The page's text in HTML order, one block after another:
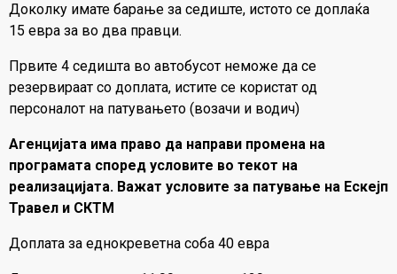
Доколку имате барање за седиште, истото се доплаќа
15 евра за во два правци.
Првите 4 седишта во автобусот неможе да се
резервираат со доплата, истите се користат од
персоналот на патувањето (возачи и водич)
Агенцијата има право да направи промена на
програмата според условите во текот на
реализацијата. Важат условите за патување на Ескејп
Травел и СКТМ
Доплата за еднокреветна соба 40 евра